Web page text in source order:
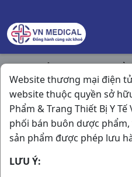
Website thương mại điện
website thuộc quyền sở
Phẩm & Trang Thiết Bị Y
phối bán buôn dược
sản phẩm được phép lưu
LƯU Ý:
Trang chủ / Hóa - Mỹ
Yoosun Rau Má T25gr Đại